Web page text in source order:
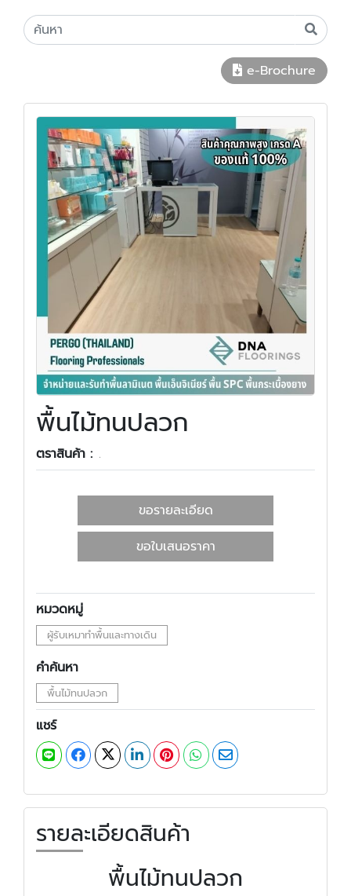
e-Brochure
พื้นไม้ทนปลวก
ตราสินค้า : .
ขอรายละเอียด
ขอใบเสนอราคา
หมวดหมู่
ผู้รับเหมาทำพื้นและทางเดิน
คำค้นหา
พื้นไม้ทนปลวก
แชร์
รายละเอียดสินค้า
พื้นไม้ทนปลวก